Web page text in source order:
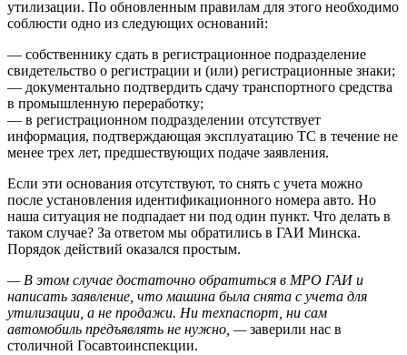
утилизации. По обновленным правилам для этого необходимо
соблюсти одно из следующих оснований:
— собственнику сдать в регистрационное подразделение
свидетельство о регистрации и (или) регистрационные знаки;
— документально подтвердить сдачу транспортного средства
в промышленную переработку;
— в регистрационном подразделении отсутствует
информация, подтверждающая эксплуатацию ТС в течение не
менее трех лет, предшествующих подаче заявления.
Если эти основания отсутствуют, то снять с учета можно
после установления идентификационного номера авто. Но
наша ситуация не подпадает ни под один пункт. Что делать в
таком случае? За ответом мы обратились в ГАИ Минска.
Порядок действий оказался простым.
— В этом случае достаточно обратиться в МРО ГАИ и
написать заявление, что машина была снята с учета для
утилизации, а не продажи. Ни техпаспорт, ни сам
автомобиль предъявлять не нужно, —заверили нас в
столичной Госавтоинспекции.